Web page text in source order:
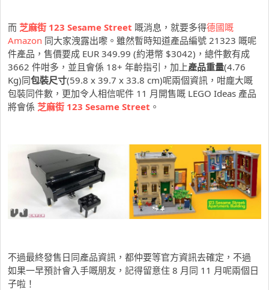
而 芝麻街 123 Sesame Street 嘅消息，就要多得德國嘅
Amazon 同大家洩露出嚟。雖然暫時知道產品編號 21323 嘅呢
件產品，售價要成 EUR 349.99 (約港幣 $3042)，總件數有成
3662 件咁多，並且會係 18+ 年齡指引，加上產品重量(4.76
Kg)同包裝尺寸(59.8 x 39.7 x 33.8 cm)呢兩個資訊，咁龐大嘅
包裝同件數，更加令人相信呢件 11 月開售嘅 LEGO Ideas 產品
將會係 芝麻街 123 Sesame Street 。
不過最終發售日同產品資訊，都仲要等官方資訊去確定，不過
如果一早預計會入手嘅朋友，記得留意住 8 月同 11 月呢兩個日
子啦！